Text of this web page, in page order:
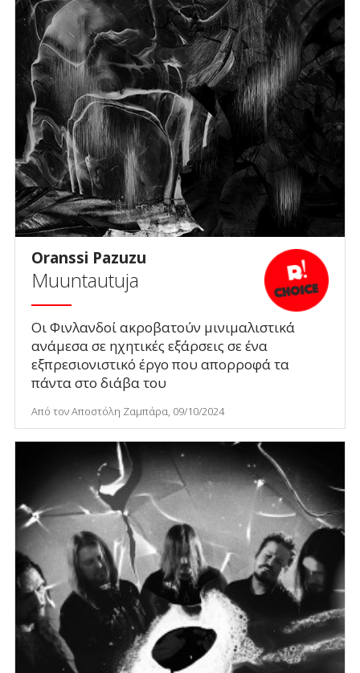
Oranssi Pazuzu
Muuntautuja
​Οι Φινλανδοί ακροβατούν μινιμαλιστικά
ανάμεσα σε ηχητικές εξάρσεις σε ένα
εξπρεσιονιστικό έργο που απορροφά τα
πάντα στο διάβα του
Από τον Αποστόλη Ζαμπάρα, 09/10/2024